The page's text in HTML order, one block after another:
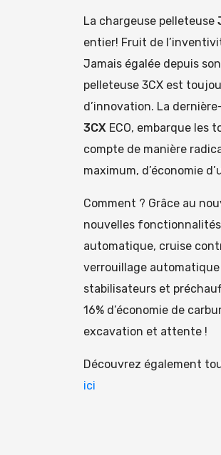
La chargeuse pelleteuse
entier! Fruit de
Jamais égalée depuis
pelleteuse 3CX est
d’innovation. La
3CX ECO, embarque les
compte de manière
maximum, d’économie
Comment ? Grâce au
nouvelles
automatique, cruise
verrouillage
stabilisateurs et
16% d’économie de
excavation et attente !
Découvrez également
ici